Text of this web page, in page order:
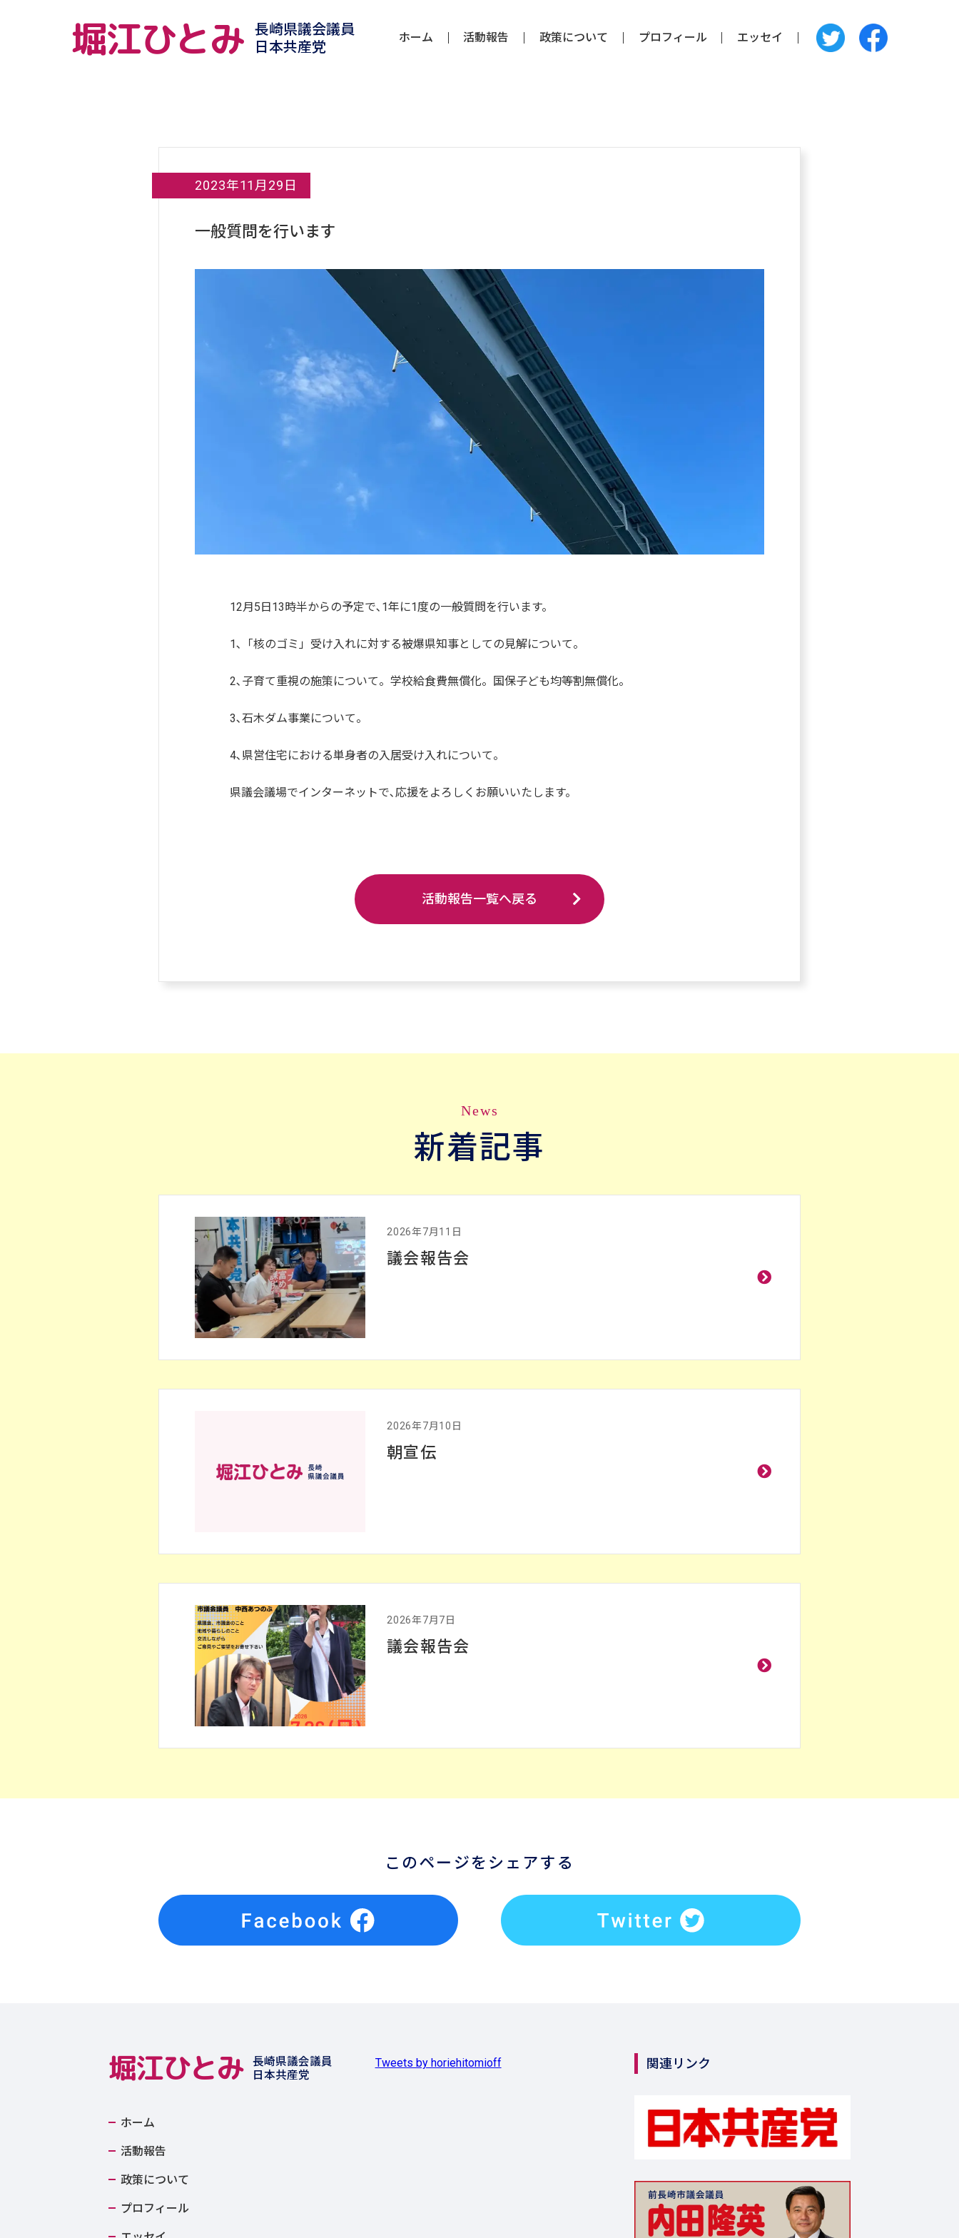
堀江ひとみ
長崎県議会議員
日本共産党
ホーム 活動報告 政策について プロフィール エッセイ
2023年11月29日
一般質問を行います
12月5日13時半からの予定で､1年に1度の一般質問を行います。
1､「核のゴミ」受け入れに対する被爆県知事としての見解について。
2､子育て重視の施策について。学校給食費無償化。国保子ども均等割無償化。
3､石木ダム事業について。
4､県営住宅における単身者の入居受け入れについて。
県議会議場でインターネットで､応援をよろしくお願いいたします。
活動報告一覧へ戻る
News
新着記事
2026年7月11日
議会報告会
2026年7月10日
朝宣伝
2026年7月7日
議会報告会
このページをシェアする
堀江ひとみ
長崎県議会議員
日本共産党
ホーム
活動報告
政策について
プロフィール
Tweets by horiehitomioff 関連リンク